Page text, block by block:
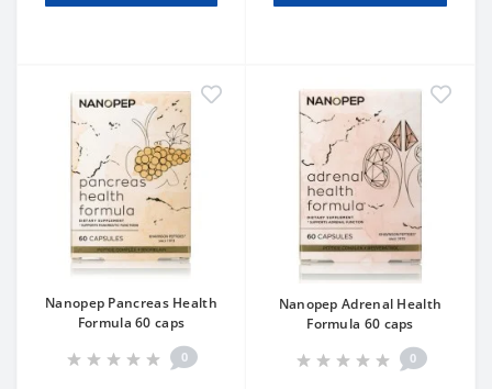
Nanopep Pancreas Health
Formula 60 caps
0
Nanopep Adrenal Health
Formula 60 caps
0